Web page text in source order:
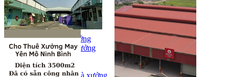
Đăng tin bán/cho thuê
Trang chủ
Bán kho, nhà xưởng
Bán kho xưởng
Kho
Mặt bằng
Cho thuê kho, nhà xưởng